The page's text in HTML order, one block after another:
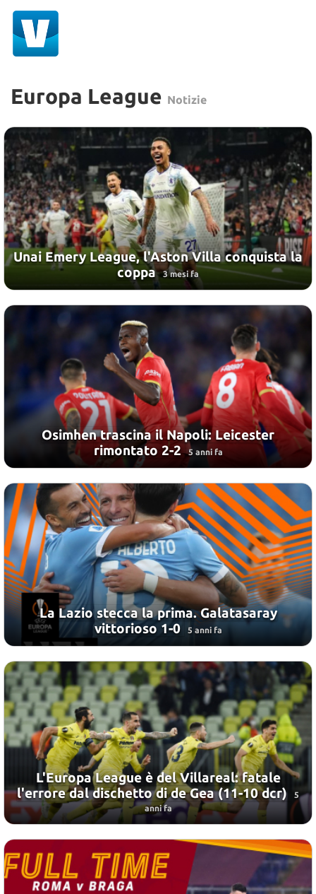
Europa League Notizie
Unai Emery League, l'Aston Villa conquista la
coppa 3 mesi fa
Osimhen trascina il Napoli: Leicester
rimontato 2-2 5 anni fa
La Lazio stecca la prima. Galatasaray
vittorioso 1-0
5 anni fa
L'Europa League è del Villareal: fatale
l'errore dal dischetto di de Gea (11-10 dcr)
5
anni fa